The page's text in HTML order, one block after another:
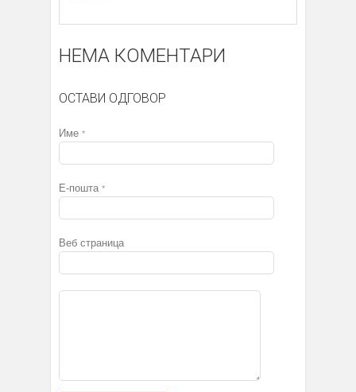
НЕМА КОМЕНТАРИ
ОСТАВИ ОДГОВОР
Име *
Е-пошта *
Веб страница